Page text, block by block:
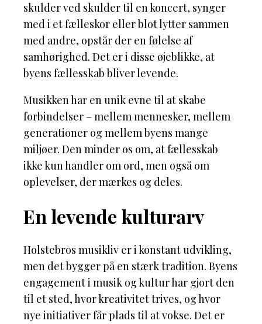
skulder ved skulder til en koncert, synger
med i et fælleskor eller blot lytter sammen
med andre, opstår der en følelse af
samhørighed. Det er i disse øjeblikke, at
byens fællesskab bliver levende.
Musikken har en unik evne til at skabe
forbindelser – mellem mennesker, mellem
generationer og mellem byens mange
miljøer. Den minder os om, at fællesskab
ikke kun handler om ord, men også om
oplevelser, der mærkes og deles.
En levende kulturarv
Holstebros musikliv er i konstant udvikling,
men det bygger på en stærk tradition. Byens
engagement i musik og kultur har gjort den
til et sted, hvor kreativitet trives, og hvor
nye initiativer får plads til at vokse. Det er